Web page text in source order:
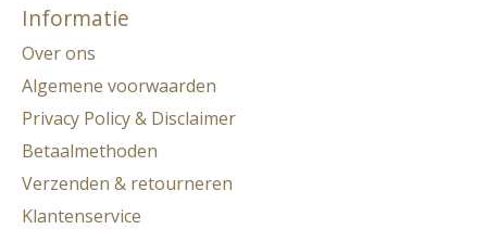
Informatie
Over ons
Algemene voorwaarden
Privacy Policy & Disclaimer
Betaalmethoden
Verzenden & retourneren
Klantenservice